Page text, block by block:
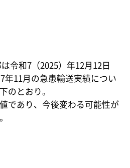
令和7（2025）年12月12日
年11月の急患輸送実績につい
のとおり。
であり、今後変わる可能性が